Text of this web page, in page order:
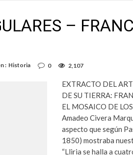
–
: Historia 0 2,107
EXTRACTO DEL
DE SU TIERRA:
EL MOSAICO DE
Amadeo Civera
aspecto que según
1850) mostraba
“Lliria se halla a